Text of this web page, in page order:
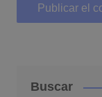
Buscar